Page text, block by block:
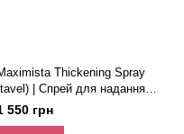
Thickening Spray
| Спрей для надання
обє'му, 50 мл
550 грн